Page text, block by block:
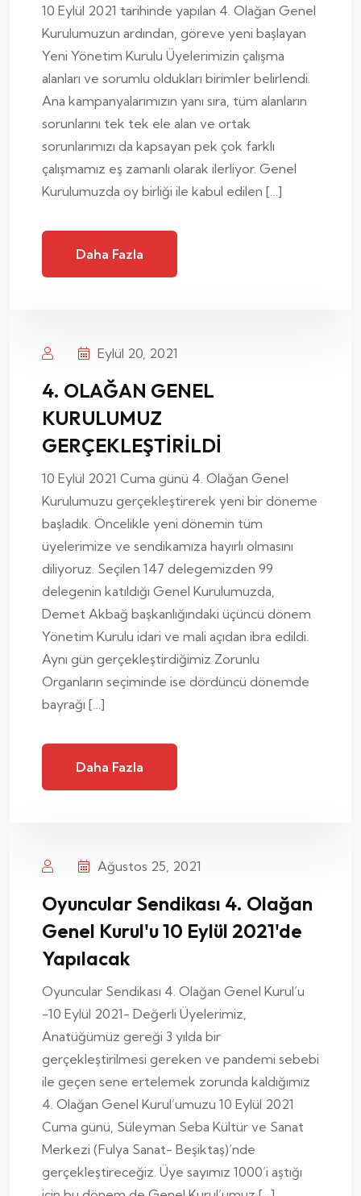
10 Eylül 2021 tarihinde yapılan 4. Olağan Genel
Kurulumuzun ardından, göreve yeni başlayan
Yeni Yönetim Kurulu Üyelerimizin çalışma
alanları ve sorumlu oldukları birimler belirlendi.
Ana kampanyalarımızın yanı sıra, tüm alanların
sorunlarını tek tek ele alan ve ortak
sorunlarımızı da kapsayan pek çok farklı
çalışmamız eş zamanlı olarak ilerliyor. Genel
Kurulumuzda oy birliği ile kabul edilen […]
Daha Fazla
Eylül 20, 2021
4. OLAĞAN GENEL
KURULUMUZ
GERÇEKLEŞTİRİLDİ
10 Eylül 2021 Cuma günü 4. Olağan Genel
Kurulumuzu gerçekleştirerek yeni bir döneme
başladık. Öncelikle yeni dönemin tüm
üyelerimize ve sendikamıza hayırlı olmasını
diliyoruz. Seçilen 147 delegemizden 99
delegenin katıldığı Genel Kurulumuzda,
Demet Akbağ başkanlığındaki üçüncü dönem
Yönetim Kurulu idari ve mali açıdan ibra edildi.
Aynı gün gerçekleştirdiğimiz Zorunlu
Organların seçiminde ise dördüncü dönemde
bayrağı […]
Daha Fazla
Ağustos 25, 2021
Oyuncular Sendikası 4. Olağan
Genel Kurul'u 10 Eylül 2021'de
Yapılacak
Oyuncular Sendikası 4. Olağan Genel Kurul’u
-10 Eylül 2021- Değerli Üyelerimiz,
Anatüğümüz gereği 3 yılda bir
gerçekleştirilmesi gereken ve pandemi sebebi
ile geçen sene ertelemek zorunda kaldığımız
4. Olağan Genel Kurul’umuzu 10 Eylül 2021
Cuma günü, Süleyman Seba Kültür ve Sanat
Merkezi (Fulya Sanat- Beşiktaş)’nde
gerçekleştireceğiz. Üye sayımız 1000’i aştığı